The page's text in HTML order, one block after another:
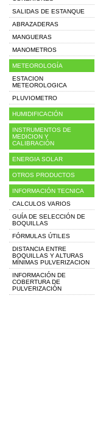
SALIDAS DE ESTANQUE
ABRAZADERAS
MANGUERAS
MANOMETROS
METEOROLOGÍA
ESTACION
METEOROLOGICA
PLUVIOMETRO
HUMIDIFICACIÓN
INSTRUMENTOS DE
MEDICION Y
CALIBRACIÓN
ENERGIA SOLAR
OTROS PRODUCTOS
INFORMACIÓN TECNICA
CALCULOS VARIOS
GUÍA DE SELECCIÓN DE
BOQUILLAS
FÓRMULAS ÚTILES
DISTANCIA ENTRE
BOQUILLAS Y ALTURAS
MÍNIMAS PULVERIZACION
INFORMACIÓN DE
COBERTURA DE
PULVERIZACIÓN